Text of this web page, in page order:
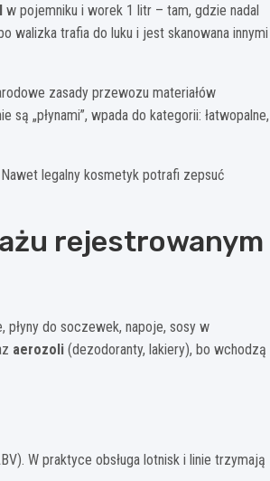
w pojemniku i worek 1 litr – tam, gdzie nadal
walizka trafia do luku i jest skanowana innymi
zasady przewozu materiałów
„płynami”, wpada do kategorii: łatwopalne,
legalny kosmetyk potrafi zepsuć
rejestrowanym
płyny do soczewek, napoje, sosy w
aerozoli (dezodoranty, lakiery), bo wchodzą
W praktyce obsługa lotnisk i linie trzymają